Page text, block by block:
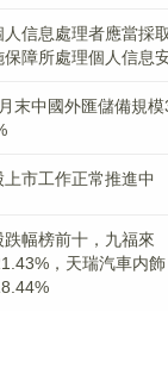
信息處理者應當採取
障所處理個人信息
末中國外匯儲備規
市工作正常推進中
跌幅榜前十，九福來
，天瑞汽車内飾